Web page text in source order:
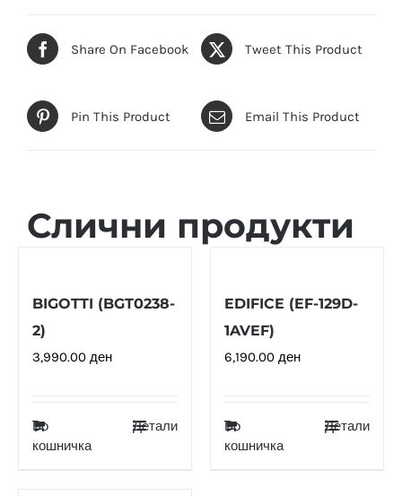
Share On Facebook Tweet This Product
Pin This Product Email This Product
Слични продукти
BIGOTTI (BGT0238-
2)
3,990.00 ден
Во
кошничка
Детали
EDIFICE (EF-129D-
1AVEF)
6,190.00 ден
Во
кошничка
Детали